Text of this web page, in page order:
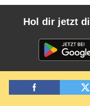
Hol dir jetzt